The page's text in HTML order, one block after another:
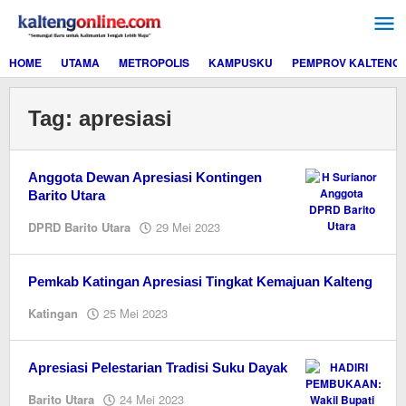
konten
HOME
UTAMA METROPOLIS KAMPUSKU PEMPROV KALTENG
Tag: apresiasi
Anggota Dewan Apresiasi Kontingen
Barito Utara
DPRD Barito Utara 29 Mei 2023
Pemkab Katingan Apresiasi Tingkat Kemajuan Kalteng
Katingan 25 Mei 2023
Apresiasi Pelestarian Tradisi Suku Dayak
Barito Utara 24 Mei 2023